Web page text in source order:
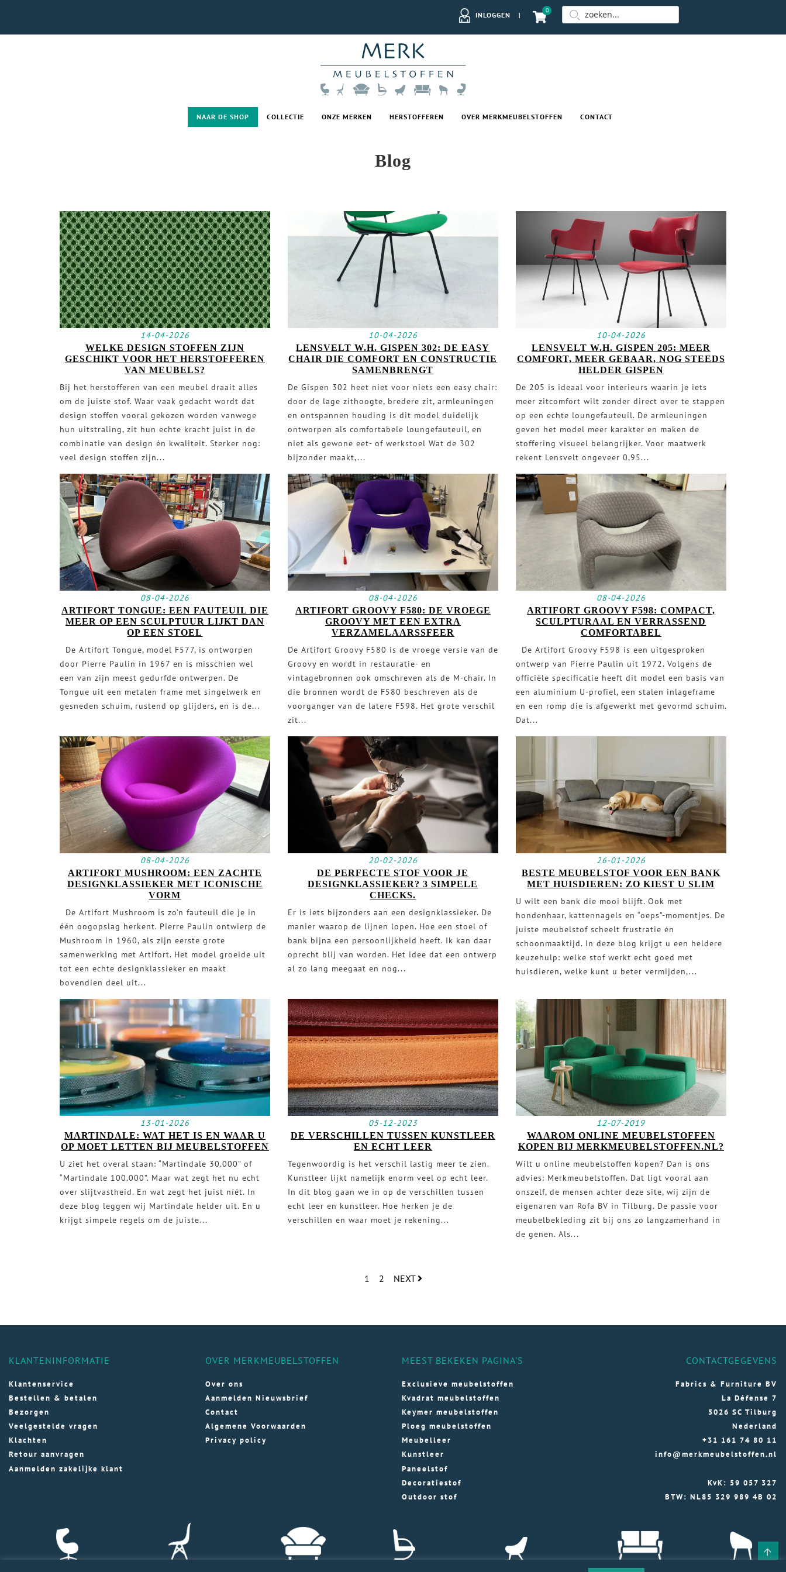
INLOGGEN |
0
NAAR DE SHOP COLLECTIE ONZE MERKEN HERSTOFFEREN OVER MERKMEUBELSTOFFEN CONTACT
Blog
14-04-2026
WELKE DESIGN STOFFEN ZIJN
GESCHIKT VOOR HET HERSTOFFEREN
VAN MEUBELS?
Bij het herstofferen van een meubel draait alles
om de juiste stof. Waar vaak gedacht wordt dat
design stoffen vooral gekozen worden vanwege
hun uitstraling, zit hun echte kracht juist in de
combinatie van design én kwaliteit. Sterker nog:
veel design stoffen zijn...
10-04-2026
LENSVELT W.H. GISPEN 302: DE EASY
CHAIR DIE COMFORT EN CONSTRUCTIE
SAMENBRENGT
De Gispen 302 heet niet voor niets een easy chair:
door de lage zithoogte, bredere zit, armleuningen
en ontspannen houding is dit model duidelijk
ontworpen als comfortabele loungefauteuil, en
niet als gewone eet- of werkstoel Wat de 302
bijzonder maakt,...
10-04-2026
LENSVELT W.H. GISPEN 205: MEER
COMFORT, MEER GEBAAR, NOG STEEDS
HELDER GISPEN
De 205 is ideaal voor interieurs waarin je iets
meer zitcomfort wilt zonder direct over te stappen
op een echte loungefauteuil. De armleuningen
geven het model meer karakter en maken de
stoffering visueel belangrijker. Voor maatwerk
rekent Lensvelt ongeveer 0,95...
08-04-2026
ARTIFORT TONGUE: EEN FAUTEUIL DIE
MEER OP EEN SCULPTUUR LIJKT DAN
OP EEN STOEL
De Artifort Tongue, model F577, is ontworpen
door Pierre Paulin in 1967 en is misschien wel
een van zijn meest gedurfde ontwerpen. De
Tongue uit een metalen frame met singelwerk en
gesneden schuim, rustend op glijders, en is de...
08-04-2026
ARTIFORT GROOVY F580: DE VROEGE
GROOVY MET EEN EXTRA
VERZAMELAARSSFEER
De Artifort Groovy F580 is de vroege versie van de
Groovy en wordt in restauratie- en
vintagebronnen ook omschreven als de M-chair. In
die bronnen wordt de F580 beschreven als de
voorganger van de latere F598. Het grote verschil
zit...
08-04-2026
ARTIFORT GROOVY F598: COMPACT,
SCULPTURAAL EN VERRASSEND
COMFORTABEL
De Artifort Groovy F598 is een uitgesproken
ontwerp van Pierre Paulin uit 1972. Volgens de
officiële specificatie heeft dit model een basis van
een aluminium U-profiel, een stalen inlageframe
en een romp die is afgewerkt met gevormd schuim.
Dat...
08-04-2026
ARTIFORT MUSHROOM: EEN ZACHTE
DESIGNKLASSIEKER MET ICONISCHE
VORM
De Artifort Mushroom is zo’n fauteuil die je in
één oogopslag herkent. Pierre Paulin ontwierp de
Mushroom in 1960, als zijn eerste grote
samenwerking met Artifort. Het model groeide uit
tot een echte designklassieker en maakt
bovendien deel uit...
20-02-2026
DE PERFECTE STOF VOOR JE
DESIGNKLASSIEKER? 3 SIMPELE
CHECKS.
Er is iets bijzonders aan een designklassieker. De
manier waarop de lijnen lopen. Hoe een stoel of
bank bijna een persoonlijkheid heeft. Ik kan daar
oprecht blij van worden. Het idee dat een ontwerp
al zo lang meegaat en nog...
26-01-2026
BESTE MEUBELSTOF VOOR EEN BANK
MET HUISDIEREN: ZO KIEST U SLIM
U wilt een bank die mooi blijft. Ook met
hondenhaar, kattennagels en “oeps”-momentjes. De
juiste meubelstof scheelt frustratie én
schoonmaaktijd. In deze blog krijgt u een heldere
keuzehulp: welke stof werkt echt goed met
huisdieren, welke kunt u beter vermijden,...
13-01-2026
MARTINDALE: WAT HET IS EN WAAR U
OP MOET LETTEN BIJ MEUBELSTOFFEN
U ziet het overal staan: “Martindale 30.000” of
“Martindale 100.000”. Maar wat zegt het nu echt
over slijtvastheid. En wat zegt het juist níét. In
deze blog leggen wij Martindale helder uit. En u
krijgt simpele regels om de juiste...
05-12-2023
DE VERSCHILLEN TUSSEN KUNSTLEER
EN ECHT LEER
Tegenwoordig is het verschil lastig meer te zien.
Kunstleer lijkt namelijk enorm veel op echt leer.
In dit blog gaan we in op de verschillen tussen
echt leer en kunstleer. Hoe herken je de
verschillen en waar moet je rekening...
12-07-2019
WAAROM ONLINE MEUBELSTOFFEN
KOPEN BIJ MERKMEUBELSTOFFEN.NL?
Wilt u online meubelstoffen kopen? Dan is ons
advies: Merkmeubelstoffen. Dat ligt vooral aan
onszelf, de mensen achter deze site, wij zijn de
eigenaren van Rofa BV in Tilburg. De passie voor
meubelbekleding zit bij ons zo langzamerhand in
de genen. Als...
1 2 NEXT
KLANTENINFORMATIE
Klantenservice
Bestellen & betalen
Bezorgen
Veelgestelde vragen
Klachten
Retour aanvragen
Aanmelden zakelijke klant
OVER MERKMEUBELSTOFFEN
Over ons
Aanmelden Nieuwsbrief
Contact
Algemene Voorwaarden
Privacy policy
MEEST BEKEKEN PAGINA'S
Exclusieve meubelstoffen
Kvadrat meubelstoffen
Keymer meubelstoffen
Ploeg meubelstoffen
Meubelleer
Kunstleer
Paneelstof
Decoratiestof
Outdoor stof
CONTACTGEGEVENS
Fabrics & Furniture BV
La Défense 7
5026 SC Tilburg
Nederland
+31 161 74 80 11
info@merkmeubelstoffen.nl
KvK: 59 057 327
BTW: NL85 329 989 4B 02